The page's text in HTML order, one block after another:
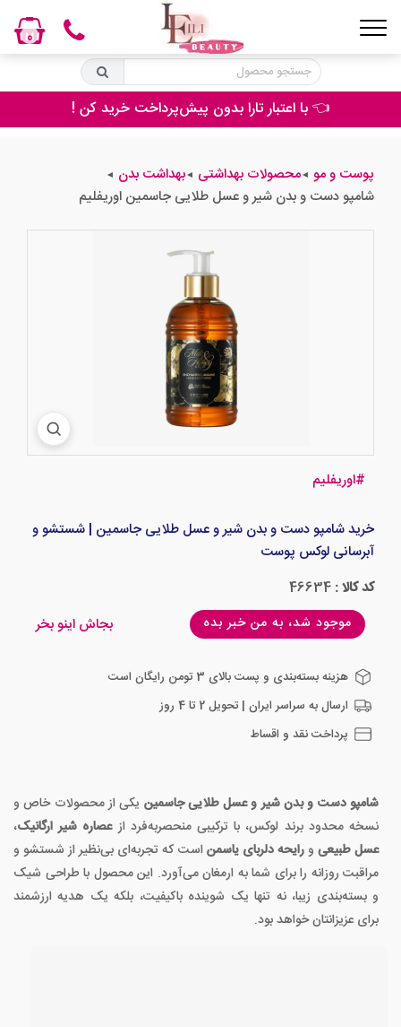
👈 با اعتبار تارا بدون پیش‌پرداخت خرید کن !
0
پوست و مو ◄محصولات بهداشتی ◄بهداشت بدن ◄
شامپو دست و بدن شیر و عسل طلایی جاسمین اوریفلیم
#اوریفلیم
خرید شامپو دست و بدن شیر و عسل طلایی جاسمین | شستشو و
آبرسانی لوکس پوست
کد کالا : 46634
موجود شد، به من خبر بده بجاش اینو بخر
هزینه بسته‌بندی و پست بالای 3 تومن رایگان است
ارسال به سراسر ایران | تحویل 2 تا 4 روز
پرداخت نقد و اقساط
شامپو دست و بدن شیر و عسل طلایی جاسمین یکی از محصولات خاص و
نسخه محدود برند لوکس، با ترکیبی منحصر‌به‌فرد ازعصاره شیر ارگانیک،
عسل طبیعی ورایحه دلربای یاسمن است که تجربه‌ای بی‌نظیر از شستشو و
مراقبت روزانه را برای شما به ارمغان می‌آورد. این محصول با طراحی شیک
و بسته‌بندی زیبا، نه تنها یک شوینده باکیفیت، بلکه یک هدیه ارزشمند
برای عزیزانتان خواهد بود.